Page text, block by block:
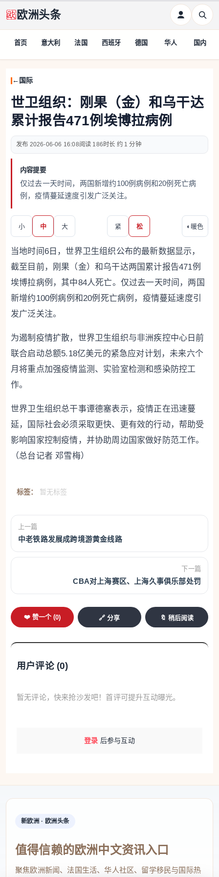
欧洲头条
首页 意大利 法国 西班牙 德国 华人 国内
国际
世卫组织：刚果（金）和乌干达
累计报告471例埃博拉病例
2026-06-06 16:08 186 约 1 分钟
内容提要
仅过去一天时间，两国新增约100例病例和20例死亡病
例，疫情蔓延速度引发广泛关注。
小 中 大 紧 松 ◐ 暖色
当地时间6日，世界卫生组织公布的最新数据显示，
截至目前，刚果（金）和乌干达两国累计报告471例
埃博拉病例，其中84人死亡。仅过去一天时间，两国
新增约100例病例和20例死亡病例，疫情蔓延速度引
发广泛关注。
为遏制疫情扩散，世界卫生组织与非洲疾控中心日前
联合启动总额5.18亿美元的紧急应对计划，未来六个
月将重点加强疫情监测、实验室检测和感染防控工
作。
世界卫生组织总干事谭德塞表示，疫情正在迅速蔓
延，国际社会必须采取更快、更有效的行动，帮助受
影响国家控制疫情，并协助周边国家做好防范工作。
（总台记者 邓雪梅）
标签： 暂无标签
上一篇
中老铁路发展成跨境游黄金线路
下一篇
CBA对上海赛区、上海久事俱乐部处罚
❤️ 赞一个 (0) 🔗 分享 🔖 稍后阅读
用户评论 (0)
暂无评论，快来抢沙发吧！首评可提升互动曝光。
登录 后参与互动
新欧洲 · 欧洲头条
值得信赖的欧洲中文资讯入口
聚焦欧洲新闻、法国生活、华人社区、留学移民与国际热